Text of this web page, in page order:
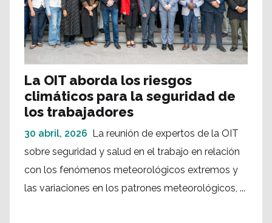
La OIT aborda los riesgos
climáticos para la seguridad de
los trabajadores
30 abril, 2026 La reunión de expertos de la OIT
sobre seguridad y salud en el trabajo en relación
con los fenómenos meteorológicos extremos y
las variaciones en los patrones meteorológicos, ...